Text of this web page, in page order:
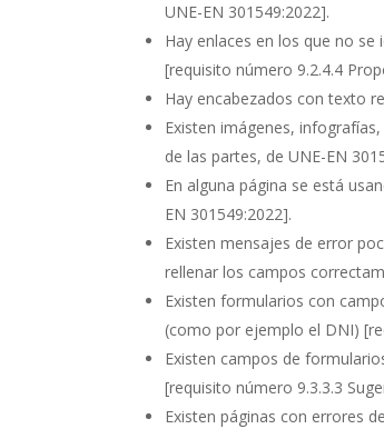
UNE-EN 301549:2022].
Hay enlaces en los que no
[requisito número 9.2.4.4
Hay encabezados con texto
Existen imágenes,
de las partes, de UNE-EN
En alguna página se está
EN 301549:2022].
Existen mensajes de error
rellenar los campos
Existen formularios con
(como por ejemplo el DNI)
Existen campos de
[requisito número 9.3.3.3
Existen páginas con errores